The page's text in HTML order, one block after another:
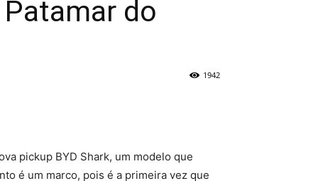
do
1942
pickup BYD Shark, um modelo que
é um marco, pois é a primeira vez que